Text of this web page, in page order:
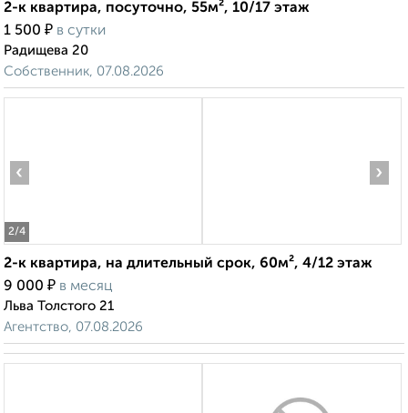
2-к квартира, посуточно, 55м², 10/17 этаж
1 500 ₽ в сутки
Радищева 20
Собственник, 07.08.2026
2/4
‹ ›
2-к квартира, на длительный срок, 60м², 4/12 этаж
9 000 ₽ в месяц
Льва Толстого 21
Агентство, 07.08.2026